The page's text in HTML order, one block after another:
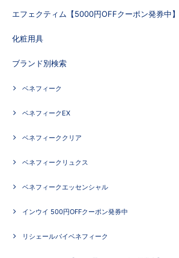
エフェクティム【5000円OFFクーポン発券中】
化粧用具
ブランド別検索
ベネフィーク
ベネフィークEX
ベネフィーククリア
ベネフィークリュクス
ベネフィークエッセンシャル
インウイ 500円OFFクーポン発券中
リシェールバイベネフィーク